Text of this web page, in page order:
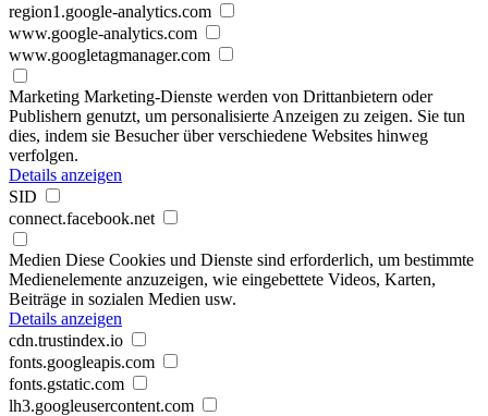
region1.google-analytics.com
www.google-analytics.com
www.googletagmanager.com
Marketing Marketing-Dienste werden von Drittanbietern oder
Publishern genutzt, um personalisierte Anzeigen zu zeigen. Sie tun
dies, indem sie Besucher über verschiedene Websites hinweg
verfolgen.
Details anzeigen
SID
connect.facebook.net
Medien Diese Cookies und Dienste sind erforderlich, um bestimmte
Medienelemente anzuzeigen, wie eingebettete Videos, Karten,
Beiträge in sozialen Medien usw.
Details anzeigen
cdn.trustindex.io
fonts.googleapis.com
fonts.gstatic.com
lh3.googleusercontent.com